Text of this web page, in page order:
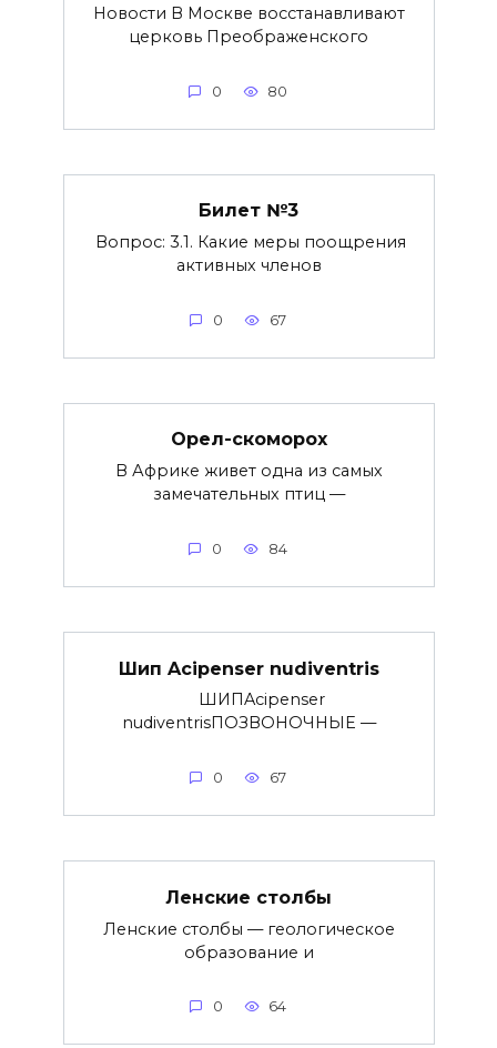
Новости В Москве восстанавливают
церковь Преображенского
0 80
Билет №3
Вопрос: 3.1. Какие меры поощрения
активных членов
0 67
Орел-скоморох
В Африке живет одна из самых
замечательных птиц —
0 84
Шип Acipenser nudiventris
ШИПAcipenser
nudiventrisПОЗВОНОЧНЫЕ —
0 67
Ленские столбы
Ленские столбы — геологическое
образование и
0 64